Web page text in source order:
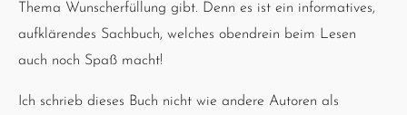
Thema Wunscherfüllung gibt. Denn es ist ein informatives,
aufklärendes Sachbuch, welches obendrein beim Lesen
auch noch Spaß macht!
Ich schrieb dieses Buch nicht wie andere Autoren als